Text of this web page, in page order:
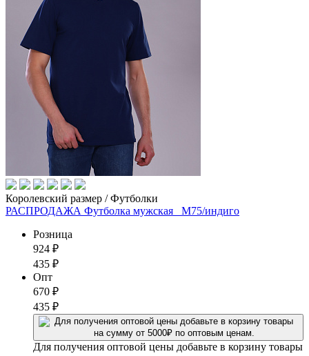
Королевский размер / Футболки
РАСПРОДАЖА Футболка мужская _М75/индиго
Розница
924 ₽
435 ₽
Опт
670 ₽
435 ₽
Для получения оптовой цены добавьте в корзину товары